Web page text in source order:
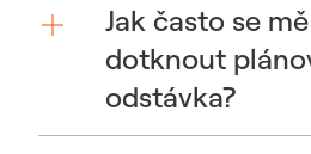
Jak často se
dotknout
odstávka?